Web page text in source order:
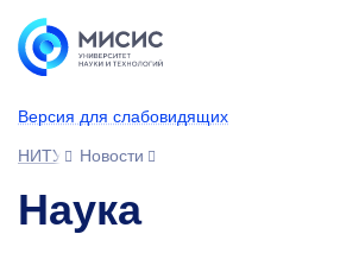
Версия для слабовидящих
НИТУ МИСИС
Новости
Наука